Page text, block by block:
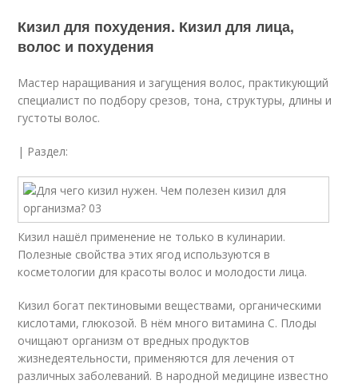
Кизил для похудения. Кизил для лица,
волос и похудения
Мастер наращивания и загущения волос, практикующий
специалист по подбору срезов, тона, структуры, длины и
густоты волос.
| Раздел:
Кизил нашёл применение не только в кулинарии.
Полезные свойства этих ягод используются в
косметологии для красоты волос и молодости лица.
Кизил богат пектиновыми веществами, органическими
кислотами, глюкозой. В нём много витамина С. Плоды
очищают организм от вредных продуктов
жизнедеятельности, применяются для лечения от
различных заболеваний. В народной медицине известно